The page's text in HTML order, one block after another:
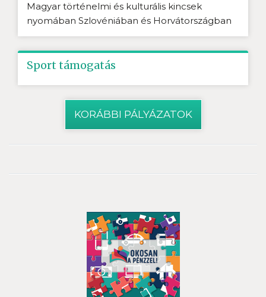
Magyar történelmi és kulturális kincsek
nyomában Szlovéniában és Horvátországban
Sport támogatás
KORÁBBI PÁLYÁZATOK